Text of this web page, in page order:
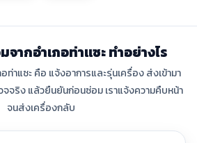
จากอำเภอท่าแซะ ทำอย่างไร
าแซะ คือ แจ้งอาการและรุ่นเครื่อง ส่งเข้ามา
จจริง แล้วยืนยันก่อนซ่อม เราแจ้งความคืบหน้า
จนส่งเครื่องกลับ